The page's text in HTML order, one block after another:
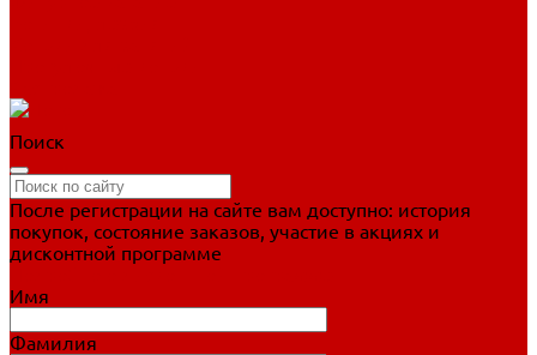
Поиск
После регистрации на сайте вам доступно: история
покупок, состояние заказов, участие в акциях и
дисконтной программе
Имя
Фамилия